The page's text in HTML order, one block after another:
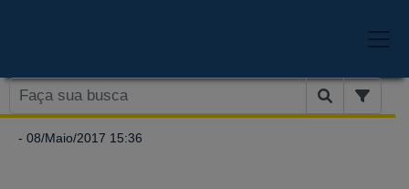
- 08/Maio/2017 15:36